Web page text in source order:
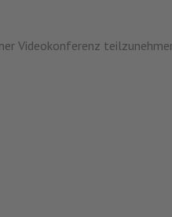
Videokonferenz